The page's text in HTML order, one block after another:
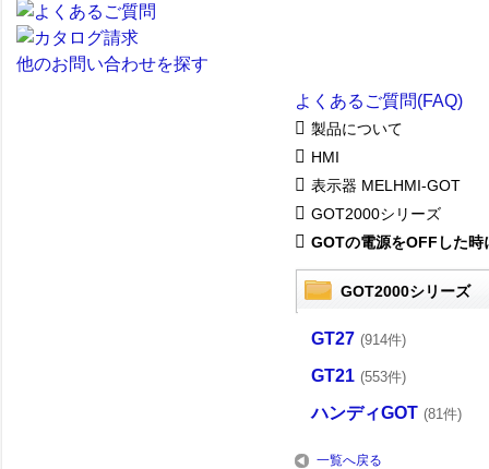
他のお問い合わせを探す
よくあるご質問(FAQ)
製品について
HMI
表示器 MELHMI-GOT
GOT2000シリーズ
GOTの電源をOFFした時
GOT2000シリーズ
GT27 (914件)
GT21 (553件)
ハンディGOT (81件)
一覧へ戻る